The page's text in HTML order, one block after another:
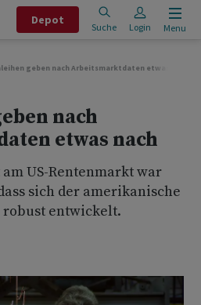
Depot
Suche Login Menu
geben nach Arbeitsmarktdaten etwas nach
nach
etwas nach
US-Rentenmarkt war
sich der amerikanische
entwickelt.